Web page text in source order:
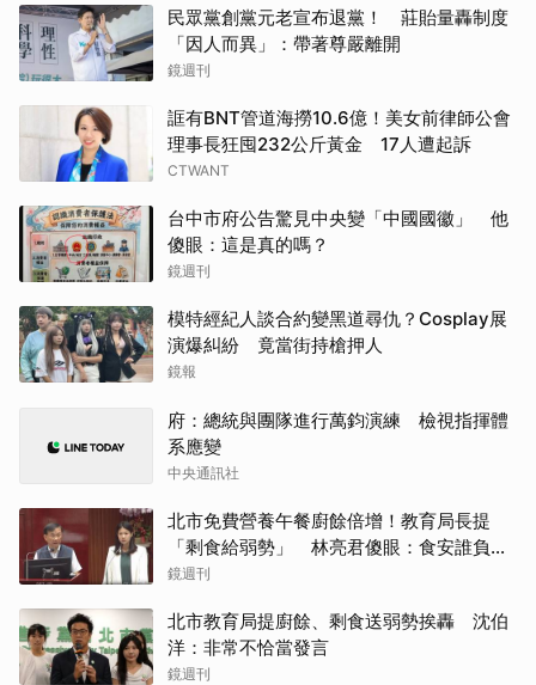
民眾黨創黨元老宣布退黨！ 莊貽量轟制度
「因人而異」：帶著尊嚴離開
鏡週刊
誆有BNT管道海撈10.6億！美女前律師公會
理事長狂囤232公斤黃金 17人遭起訴
CTWANT
台中市府公告驚見中央變「中國國徽」 他
傻眼：這是真的嗎？
鏡週刊
模特經紀人談合約變黑道尋仇？Cosplay展
演爆糾紛 竟當街持槍押人
鏡報
府：總統與團隊進行萬鈞演練 檢視指揮體
系應變
中央通訊社
北市免費營養午餐廚餘倍增！教育局長提
「剩食給弱勢」 林亮君傻眼：食安誰負
責？
鏡週刊
北市教育局提廚餘、剩食送弱勢挨轟 沈伯
洋：非常不恰當發言
鏡週刊